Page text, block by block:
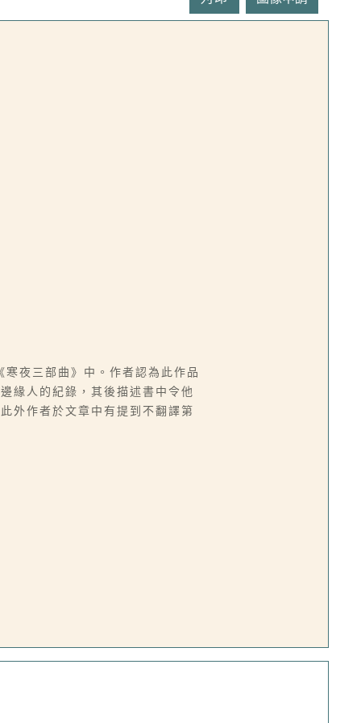
夜三部曲》中。作者認為此作品
緣人的紀錄，其後描述書中令他
外作者於文章中有提到不翻譯第